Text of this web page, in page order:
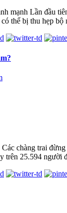
mạnh Lần đầu
thể bị thu hẹp bộ
chàng trai
trên 25.594 người